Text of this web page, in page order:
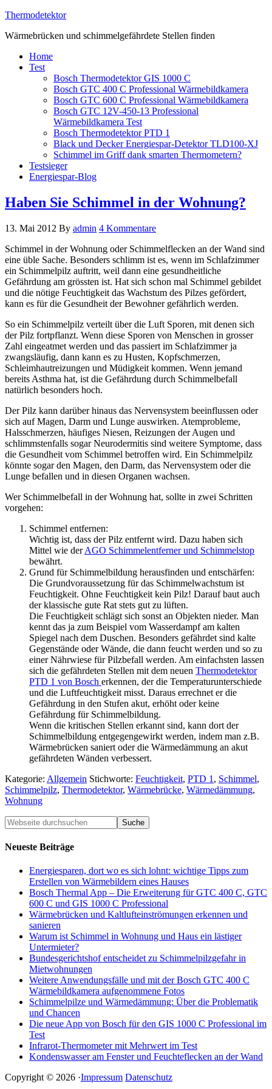
Thermodetektor
Wärmebrücken und schimmelgefährdete Stellen finden
Home
Test
Bosch Thermodetektor GIS 1000 C
Bosch GTC 400 C Professional Wärmebildkamera
Bosch GTC 600 C Professional Wärmebildkamera
Bosch GTC 12V-450-13 Professional
Wärmebildkamera Test
Bosch Thermodetektor PTD 1
Black und Decker Energiespar-Detektor TLD100-XJ
Schimmel im Griff dank smarten Thermometern?
Testsieger
Energiespar-Blog
Haben Sie Schimmel in der Wohnung?
13. Mai 2012 By admin 4 Kommentare
Schimmel in der Wohnung oder Schimmelflecken an der Wand sind
eine üble Sache. Besonders schlimm ist es, wenn im Schlafzimmer
ein Schimmelpilz auftritt, weil dann eine gesundheitliche
Gefährdung am grössten ist. Hat sich schon mal Schimmel gebildet
und die nötige Feuchtigkeit das Wachstum des Pilzes gefördert,
kann es für die Gesundheit der Bewohner gefährlich werden.
So ein Schimmelpilz verteilt über die Luft Sporen, mit denen sich
der Pilz fortpflanzt. Wenn diese Sporen von Menschen in grosser
Zahl eingeatmet werden und das passiert im Schlafzimmer ja
zwangsläufig, dann kann es zu Husten, Kopfschmerzen,
Schleimhautreizungen und Müdigkeit kommen. Wenn jemand
bereits Asthma hat, ist die Gefährdung durch Schimmelbefall
natürlich besonders hoch.
Der Pilz kann darüber hinaus das Nervensystem beeinflussen oder
sich auf Magen, Darm und Lunge auswirken. Atemprobleme,
Halsschmerzen, häufiges Niesen, Reizungen der Augen und
schlimmstenfalls sogar Neurodermitis sind weitere Symptome, dass
die Gesundheit vom Schimmel betroffen wird. Ein Schimmelpilz
könnte sogar den Magen, den Darm, das Nervensystem oder die
Lunge befallen und in diesen Organen wachsen.
Wer Schimmelbefall in der Wohnung hat, sollte in zwei Schritten
vorgehen:
Schimmel entfernen:
Wichtig ist, dass der Pilz entfernt wird. Dazu haben sich
Mittel wie derAGO Schimmelentferner und Schimmelstop
bewährt.
Grund für Schimmelbildung herausfinden und entschärfen:
Die Grundvoraussetzung für das Schimmelwachstum ist
Feuchtigkeit. Ohne Feuchtigkeit kein Pilz! Darauf baut auch
der klassische gute Rat stets gut zu lüften.
Die Feuchtigkeit schlägt sich sonst an Objekten nieder. Man
kennt das ja zum Beispiel vom Wasserdampf am kalten
Spiegel nach dem Duschen. Besonders gefährdet sind kalte
Gegenstände oder Wände, die dann feucht werden und so zu
einer Nährwiese für Pilzbefall werden. Am einfachsten lassen
sich die gefährdeten Stellen mit dem neuen Thermodetektor
PTD 1 von Bosch erkennen, der die Temperaturunterschiede
und die Luftfeuchtigkeit misst. Daraus errechnet er die
Gefährdung in den Stufen akut, erhöht oder keine
Gefährdung für Schimmelbildung.
Wenn die kritischen Stellen erkannt sind, kann dort der
Schimmelbildung entgegengewirkt werden, indem man z.B.
Wärmebrücken saniert oder die Wärmedämmung an akut
gefährdeten Wänden verbessert.
Kategorie: Allgemein Stichworte: Feuchtigkeit, PTD 1 , Schimmel,
Schimmelpilz, Thermodetektor, Wärmebrücke, Wärmedämmung,
Wohnung
Neueste Beiträge
Energiesparen, dort wo es sich lohnt: wichtige Tipps zum
Erstellen von Wärmebildern eines Hauses
Bosch Thermal App – Die Erweiterung für GTC 400 C, GTC
600 C und GIS 1000 C Professional
Wärmebrücken und Kaltlufteinströmungen erkennen und
sanieren
Warum ist Schimmel in Wohnung und Haus ein lästiger
Untermieter?
Bundesgerichtshof entscheidet zu Schimmelpilzgefahr in
Mietwohnungen
Weitere Anwendungsfälle und mit der Bosch GTC 400 C
Wärmebildkamera aufgenommene Fotos
Schimmelpilze und Wärmedämmung: Über die Problematik
und Chancen
Die neue App von Bosch für den GIS 1000 C Professional im
Test
Infrarot-Thermometer mit Mehrwert im Test
Kondenswasser am Fenster und Feuchteflecken an der Wand
Copyright © 2026 ·Impressum Datenschutz